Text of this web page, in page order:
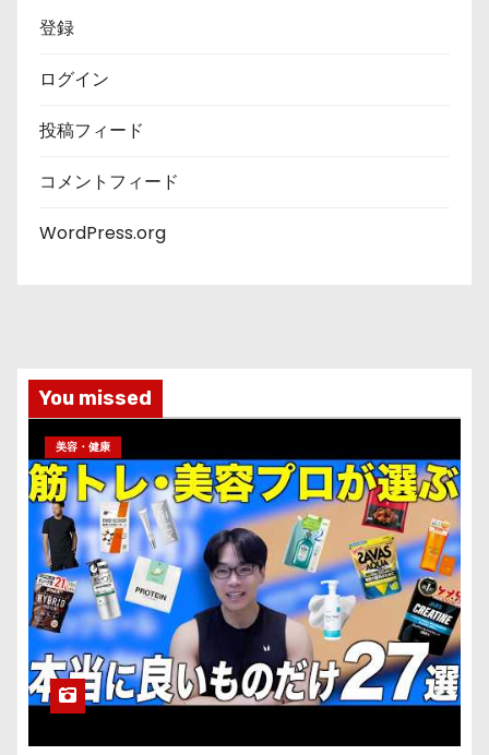
登録
ログイン
投稿フィード
コメントフィード
WordPress.org
You missed
美容・健康